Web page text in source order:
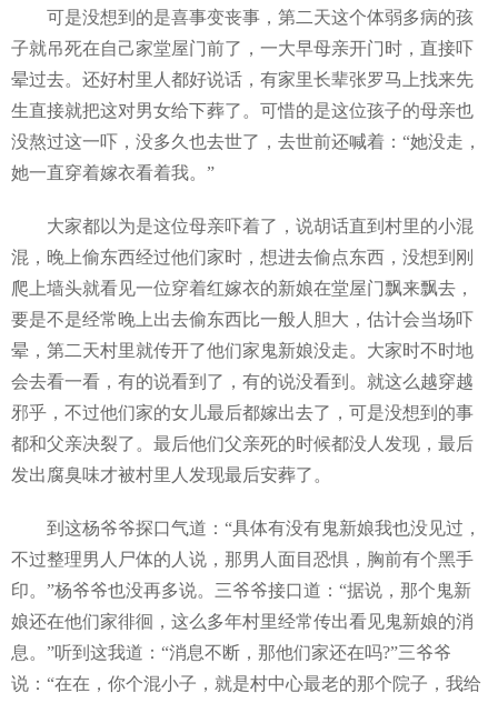
可是没想到的是喜事变丧事，第二天这个体弱多病的孩
子就吊死在自己家堂屋门前了，一大早母亲开门时，直接吓
晕过去。还好村里人都好说话，有家里长辈张罗马上找来先
生直接就把这对男女给下葬了。可惜的是这位孩子的母亲也
没熬过这一吓，没多久也去世了，去世前还喊着：“她没走，
她一直穿着嫁衣看着我。”
大家都以为是这位母亲吓着了，说胡话直到村里的小混
混，晚上偷东西经过他们家时，想进去偷点东西，没想到刚
爬上墙头就看见一位穿着红嫁衣的新娘在堂屋门飘来飘去，
要是不是经常晚上出去偷东西比一般人胆大，估计会当场吓
晕，第二天村里就传开了他们家鬼新娘没走。大家时不时地
会去看一看，有的说看到了，有的说没看到。就这么越穿越
邪乎，不过他们家的女儿最后都嫁出去了，可是没想到的事
都和父亲决裂了。最后他们父亲死的时候都没人发现，最后
发出腐臭味才被村里人发现最后安葬了。
到这杨爷爷探口气道：“具体有没有鬼新娘我也没见过，
不过整理男人尸体的人说，那男人面目恐惧，胸前有个黑手
印。”杨爷爷也没再多说。三爷爷接口道：“据说，那个鬼新
娘还在他们家徘徊，这么多年村里经常传出看见鬼新娘的消
息。”听到这我道：“消息不断，那他们家还在吗?”三爷爷
说：“在在，你个混小子，就是村中心最老的那个院子，我给